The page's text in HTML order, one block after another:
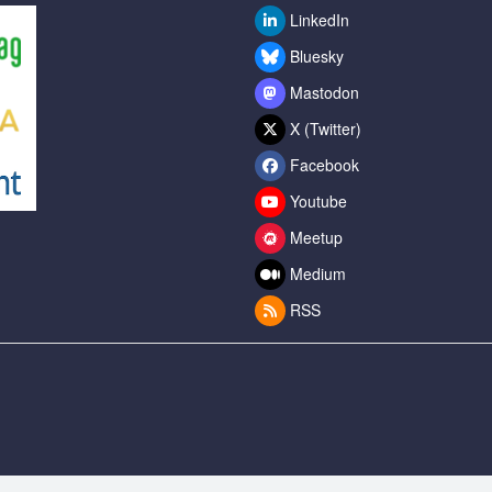
LinkedIn
Bluesky
Mastodon
X (Twitter)
Facebook
Youtube
Meetup
Medium
RSS